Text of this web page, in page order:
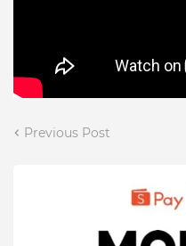
Previous Post